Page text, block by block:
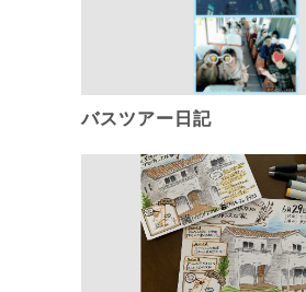
バスツアー日記